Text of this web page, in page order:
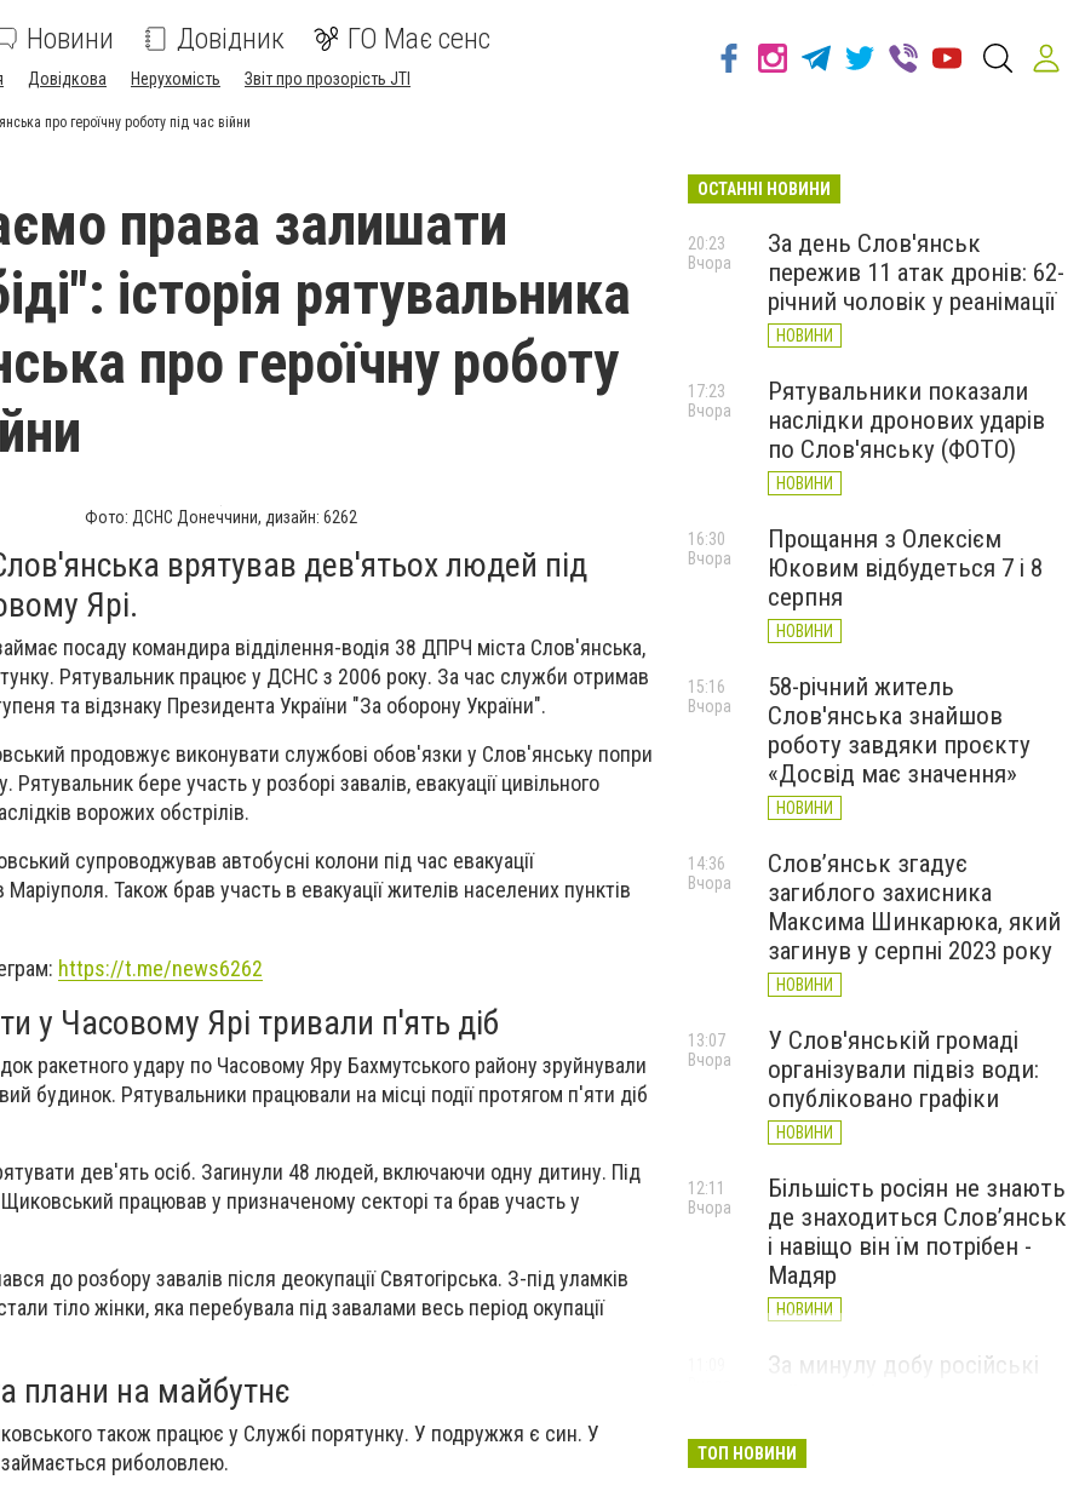
Новини Довідник ГО Має сенс
Довідкова Нерухомість Звіт про прозорість JTI
про героїчну роботу під час війни
права залишати
історія рятувальника
про героїчну роботу
Фото: ДСНС Донеччини, дизайн: 6262
врятував дев'ятьох людей під
Ярі.
посаду командира відділення-водія 38 ДПРЧ міста Слов'янська,
Рятувальник працює у ДСНС з 2006 року. За час служби отримав
та відзнаку Президента України "За оборону України".
продовжує виконувати службові обов'язки у Слов'янську попри
Рятувальник бере участь у розборі завалів, евакуації цивільного
ворожих обстрілів.
супроводжував автобусні колони під час евакуації
Також брав участь в евакуації жителів населених пунктів
https://t.me/news6262
у Часовому Ярі тривали п'ять діб
ракетного удару по Часовому Яру Бахмутського району зруйнували
будинок. Рятувальники працювали на місці події протягом п'яти діб
дев'ять осіб. Загинули 48 людей, включаючи одну дитину. Під
Щиковський працював у призначеному секторі та брав участь у
до розбору завалів після деокупації Святогірська. З-під уламків
тіло жінки, яка перебувала під завалами весь період окупації
плани на майбутнє
також працює у Службі порятунку. У подружжя є син. У
риболовлею.
ОСТАННІ НОВИНИ
За день Слов'янськ
пережив 11 атак дронів: 62-
річний чоловік у реанімації
НОВИНИ
20:23
Вчора
Рятувальники показали
наслідки дронових ударів
по Слов'янську (ФОТО)
НОВИНИ
17:23
Вчора
Прощання з Олексієм
Юковим відбудеться 7 і 8
серпня
НОВИНИ
16:30
Вчора
58-річний житель
Слов'янська знайшов
роботу завдяки проєкту
«Досвід має значення»
НОВИНИ
15:16
Вчора
Слов’янськ згадує
загиблого захисника
Максима Шинкарюка, який
загинув у серпні 2023 року
НОВИНИ
14:36
Вчора
У Слов'янській громаді
організували підвіз води:
опубліковано графіки
НОВИНИ
13:07
Вчора
Більшість росіян не знають
де знаходиться Слов’янськ
і навіщо він їм потрібен -
Мадяр
НОВИНИ
12:11
Вчора
За минулу добу російські
великої війни: 6 серпня
ТОП НОВИНИ